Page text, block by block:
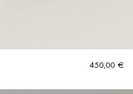
450,00 €